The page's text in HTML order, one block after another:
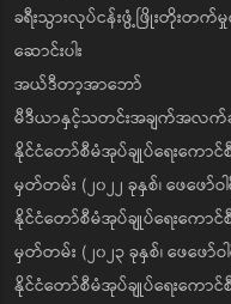
ခရီးသွားလုပ်ငန်းဖွံ့ဖြိုးတိုးတက်
ဆောင်းပါး
အယ်ဒီတာ့အာဘော်
မီဒီယာနှင့်သတင်းအချက်အလက်
နိုင်ငံတော်စီမံအုပ်ချုပ်ရေးကေ
မှတ်တမ်း (၂၀၂၂ ခုနှစ်၊ ဖေဖော်
နိုင်ငံတော်စီမံအုပ်ချုပ်ရေးကေ
မှတ်တမ်း (၂၀၂၃ ခုနှစ်၊ ဖေဖော်
နိုင်ငံတော်စီမံအုပ်ချုပ်ရေးက